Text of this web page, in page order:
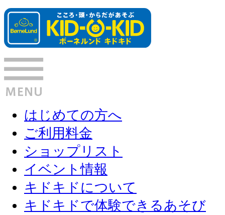
はじめての方へ
ご利用料金
ショップリスト
イベント情報
キドキドについて
キドキドで体験できるあそび